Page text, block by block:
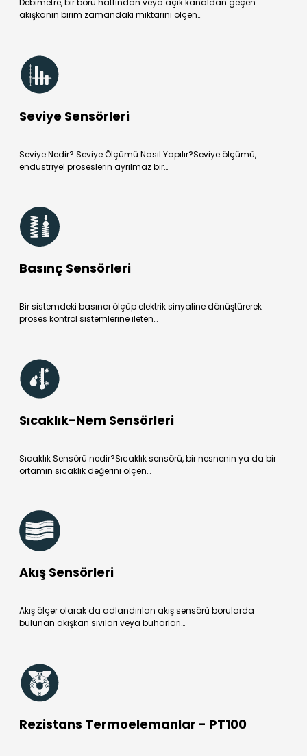
Debimetre, bir boru hattından veya açık kanaldan geçen
akışkanın birim zamandaki miktarını ölçen…
Seviye Sensörleri
Seviye Nedir? Seviye Ölçümü Nasıl Yapılır?Seviye ölçümü,
endüstriyel proseslerin ayrılmaz bir…
Basınç Sensörleri
Bir sistemdeki basıncı ölçüp elektrik sinyaline dönüştürerek
proses kontrol sistemlerine ileten…
Sıcaklık-Nem Sensörleri
Sıcaklık Sensörü nedir?Sıcaklık sensörü, bir nesnenin ya da bir
ortamın sıcaklık değerini ölçen…
Akış Sensörleri
Akış ölçer olarak da adlandırılan akış sensörü borularda
bulunan akışkan sıvıları veya buharları…
Rezistans Termoelemanlar - PT100